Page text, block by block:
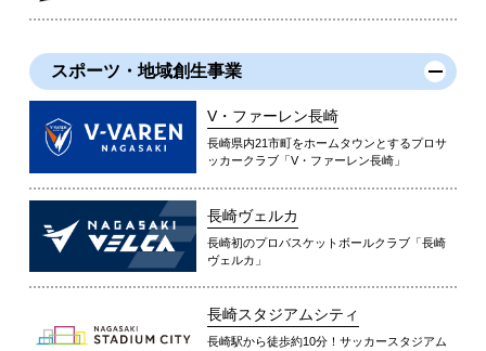
スポーツ・地域創生事業
V・ファーレン長崎
長崎県内21市町をホームタウンとするプロサ
ッカークラブ「V・ファーレン長崎」
長崎ヴェルカ
長崎初のプロバスケットボールクラブ「長崎
ヴェルカ」
長崎スタジアムシティ
長崎駅から徒歩約10分！サッカースタジアム